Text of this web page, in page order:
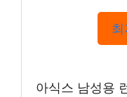
아식스 남성용